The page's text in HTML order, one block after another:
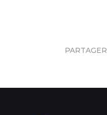
PARTAGER